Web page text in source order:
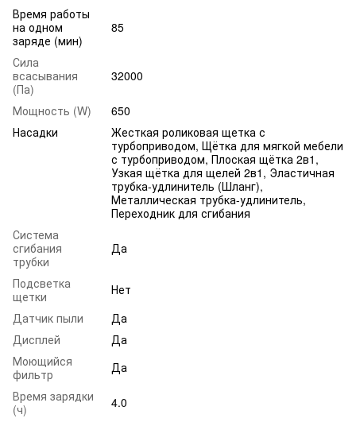
Время работы
на одном
заряде (мин)
85
Сила
всасывания
(Па)
32000
Мощность (W)
650
Насадки
Жесткая роликовая щетка с
турбоприводом, Щётка для мягкой мебели
с турбоприводом, Плоская щётка 2в1,
Узкая щётка для щелей 2в1, Эластичная
трубка-удлинитель (Шланг),
Металлическая трубка-удлинитель,
Переходник для сгибания
Система
сгибания
трубки
Да
Подсветка
щетки
Нет
Датчик пыли
Да
Дисплей
Да
Моющийся
фильтр
Да
Время зарядки
(ч)
4.0